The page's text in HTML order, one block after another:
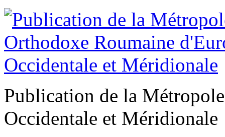
Publication de la
Occidentale et Méridionale